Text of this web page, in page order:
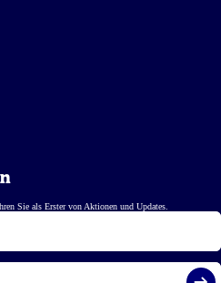
Sie als Erster von Aktionen und Updates.